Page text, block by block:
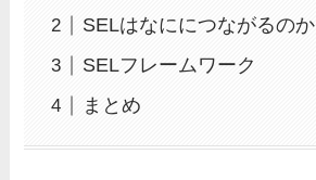
SELはなににつながるのか
SELフレームワーク
まとめ